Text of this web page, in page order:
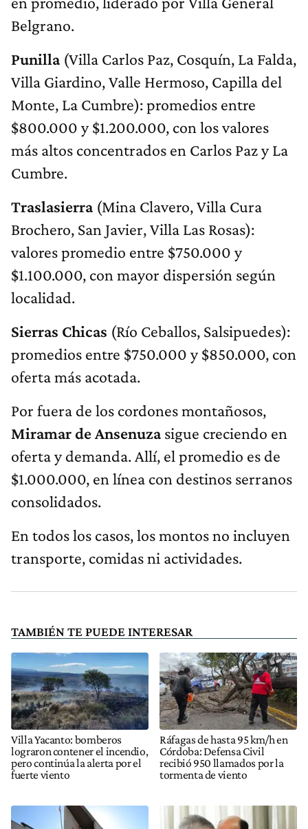
Belgrano.
Punilla(Villa Carlos Paz, Cosquín, La Falda,
Villa Giardino, Valle Hermoso, Capilla del
Monte, La Cumbre): promedios entre
$800.000 y $1.200.000, con los valores
más altos concentrados en Carlos Paz y La
Cumbre.
Traslasierra (Mina Clavero, Villa Cura
Brochero, San Javier, Villa Las Rosas):
valores promedio entre $750.000 y
$1.100.000, con mayor dispersión según
localidad.
Sierras Chicas (Río Ceballos, Salsipuedes):
promedios entre $750.000 y $850.000, con
oferta más acotada.
Por fuera de los cordones montañosos,
Miramar de Ansenuzasigue creciendo en
oferta y demanda. Allí, el promedio es de
$1.000.000, en línea con destinos serranos
consolidados.
En todos los casos, los montos no incluyen
transporte, comidas ni actividades.
TAMBIÉN TE PUEDE INTERESAR
Villa Yacanto: bomberos
lograron contener el incendio,
pero continúa la alerta por el
fuerte viento
Ráfagas de hasta 95 km/h en
Córdoba: Defensa Civil
recibió 950 llamados por la
tormenta de viento